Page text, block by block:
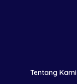
Tentang Kami